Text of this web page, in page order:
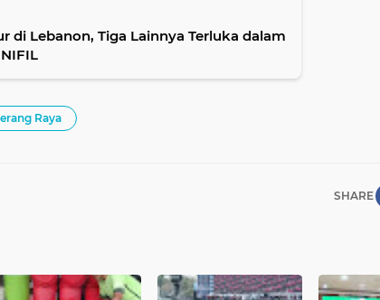
di Lebanon, Tiga Lainnya Terluka dalam
Raya
SHARE